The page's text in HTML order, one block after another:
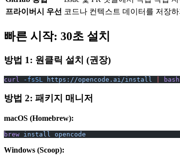
프라이버시 우선 코드나 컨텍스트 데이터를 저장
빠른 시작: 30초 설치
방법 1: 원클릭 설치 (권장)
curl -fsSL https://opencode.ai/install bash
방법 2: 패키지 매니저
macOS (Homebrew):
brew install opencode
Windows (Scoop):